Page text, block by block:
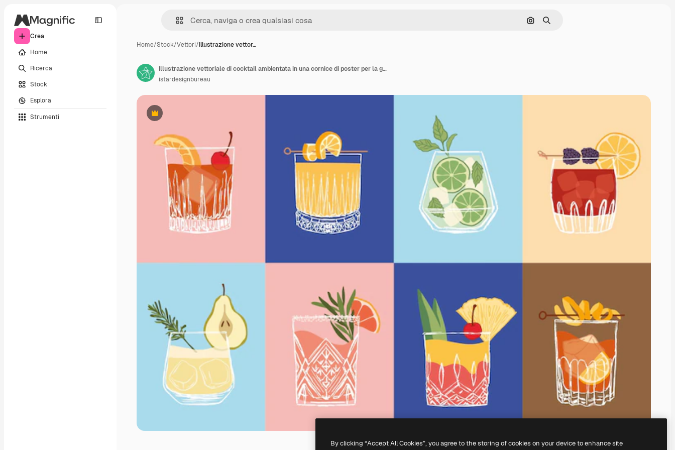
Crea
Home
Ricerca
Stock
Esplora
Strumenti
Cerca per immagine
Ricerca
Home/Stock/Vettori/Illustrazione vettor…
Premium
Illustrazione vettoriale di cocktail ambientata in una cornice di poster per la galleria d'arte moderna
istardesignbureau
By clicking “Accept All Cookies”, you agree to the storing of cookies on your device to enhance site